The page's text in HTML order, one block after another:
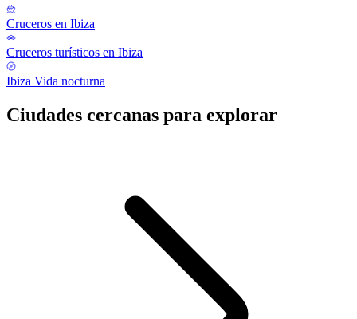
Cruceros en Ibiza
Cruceros turísticos en Ibiza
Ibiza Vida nocturna
Ciudades cercanas para explorar